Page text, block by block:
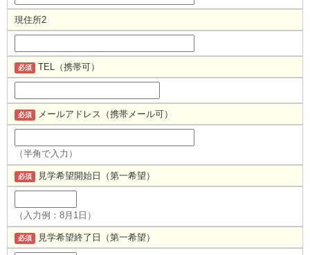
現住所2
必須 TEL（携帯可）
必須 メールアドレス（携帯メール可）
（半角で入力）
必須 見学希望開始日（第一希望）
（入力例：8月1日）
必須 見学希望終了日（第一希望）